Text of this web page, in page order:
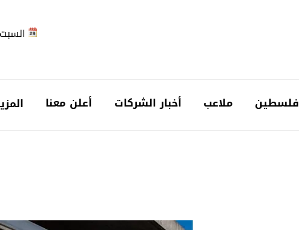
السبت 2026-08-08
فلسطين ملاعب أخبار الشركات أعلن معنا